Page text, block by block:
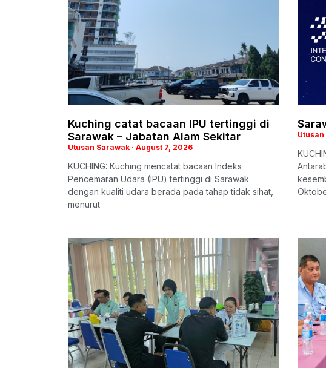
Kuching catat bacaan IPU tertinggi di
Sarawak – Jabatan Alam Sekitar
Utusan Sarawak August 7, 2026
KUCHING: Kuching mencatat bacaan Indeks
Pencemaran Udara (IPU) tertinggi di Sarawak
dengan kualiti udara berada pada tahap tidak sihat,
menurut